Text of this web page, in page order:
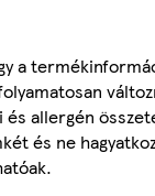
a
allergén
és ne